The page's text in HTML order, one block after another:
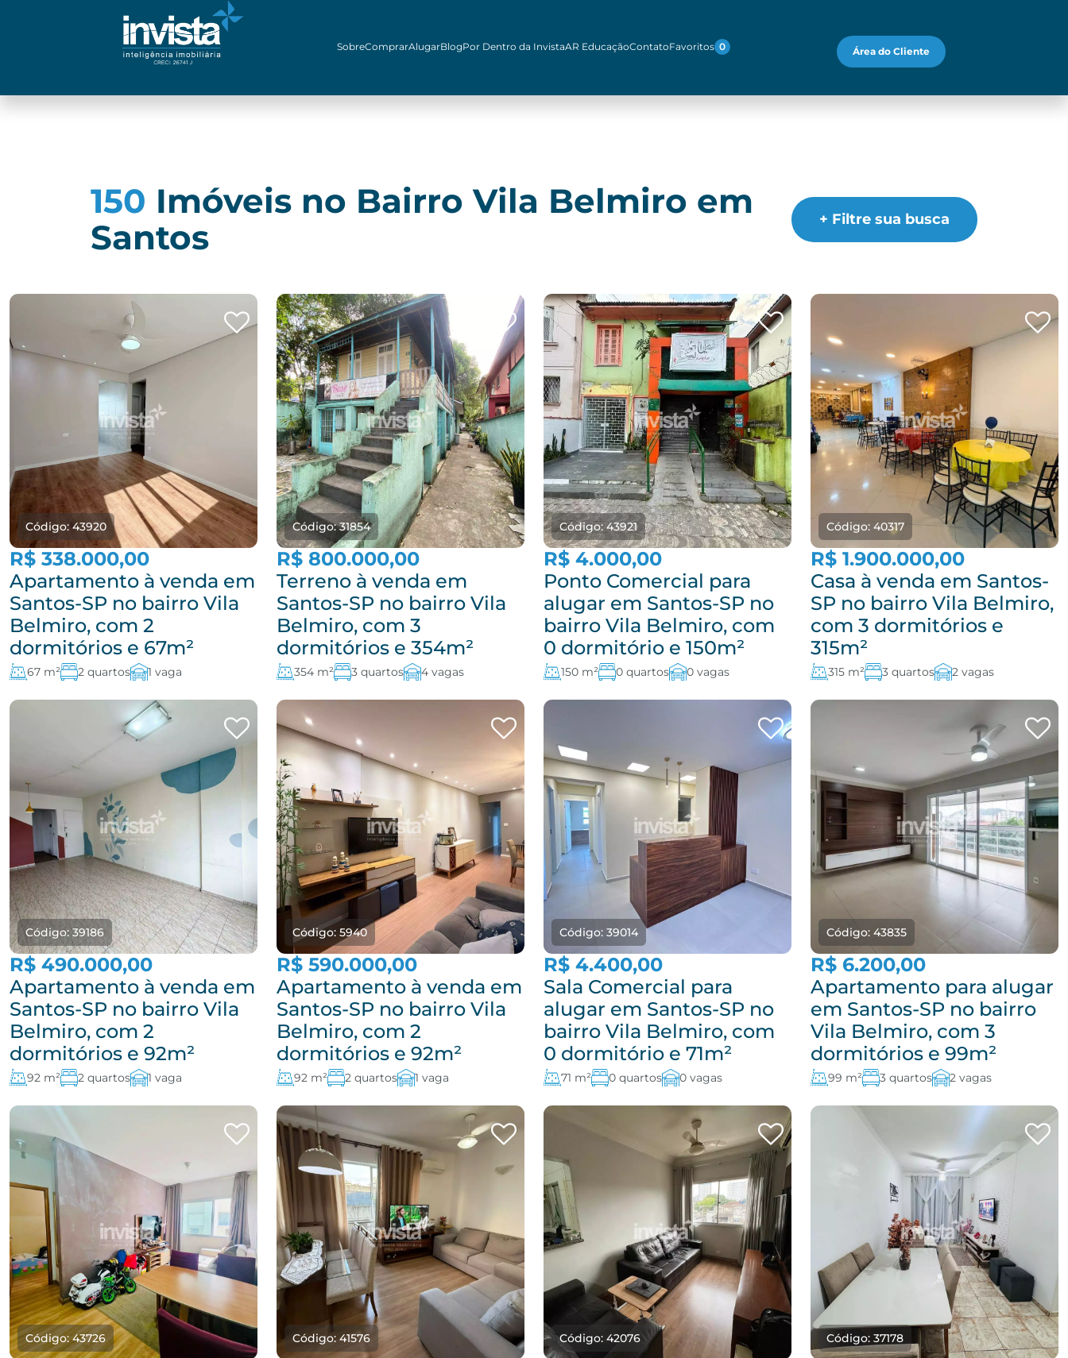
SobreComprarAlugarBlogPor Dentro da InvistaAR EducaçãoContatoFavoritos 0 Área do Cliente
150 Imóveis no Bairro Vila Belmiro em
Santos
+ Filtre sua busca
Código: 43920
R$ 338.000,00
Apartamento à venda em
Santos-SP no bairro Vila
Belmiro, com 2
dormitórios e 67m²
67 m² 2 quartos 1 vaga
Código: 31854
R$ 800.000,00
Terreno à venda em
Santos-SP no bairro Vila
Belmiro, com 3
dormitórios e 354m²
354 m² 3 quartos 4 vagas
Código: 43921
R$ 4.000,00
Ponto Comercial para
alugar em Santos-SP no
bairro Vila Belmiro, com
0 dormitório e 150m²
150 m² 0 quartos 0 vagas
Código: 40317
R$ 1.900.000,00
Casa à venda em Santos-
SP no bairro Vila Belmiro,
com 3 dormitórios e
315m²
315 m² 3 quartos 2 vagas
Código: 39186
R$ 490.000,00
Apartamento à venda em
Santos-SP no bairro Vila
Belmiro, com 2
dormitórios e 92m²
92 m² 2 quartos 1 vaga
Código: 5940
R$ 590.000,00
Apartamento à venda em
Santos-SP no bairro Vila
Belmiro, com 2
dormitórios e 92m²
92 m² 2 quartos 1 vaga
Código: 39014
R$ 4.400,00
Sala Comercial para
alugar em Santos-SP no
bairro Vila Belmiro, com
0 dormitório e 71m²
71 m² 0 quartos 0 vagas
Código: 43835
R$ 6.200,00
Apartamento para alugar
em Santos-SP no bairro
Vila Belmiro, com 3
dormitórios e 99m²
99 m² 3 quartos 2 vagas
Código: 43726 Código: 41576 Código: 42076 Código: 37178